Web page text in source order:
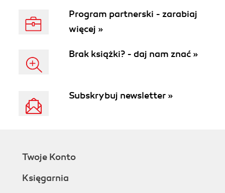
Program partnerski - zarabiaj
więcej »
Brak książki? - daj nam znać »
Subskrybuj newsletter »
Twoje Konto
Księgarnia